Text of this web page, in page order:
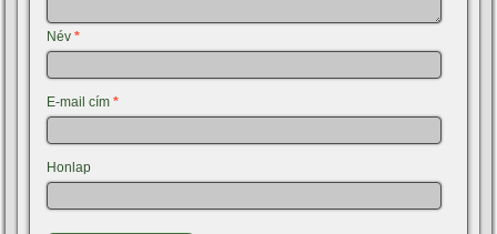
Név*
E-mail cím*
Honlap